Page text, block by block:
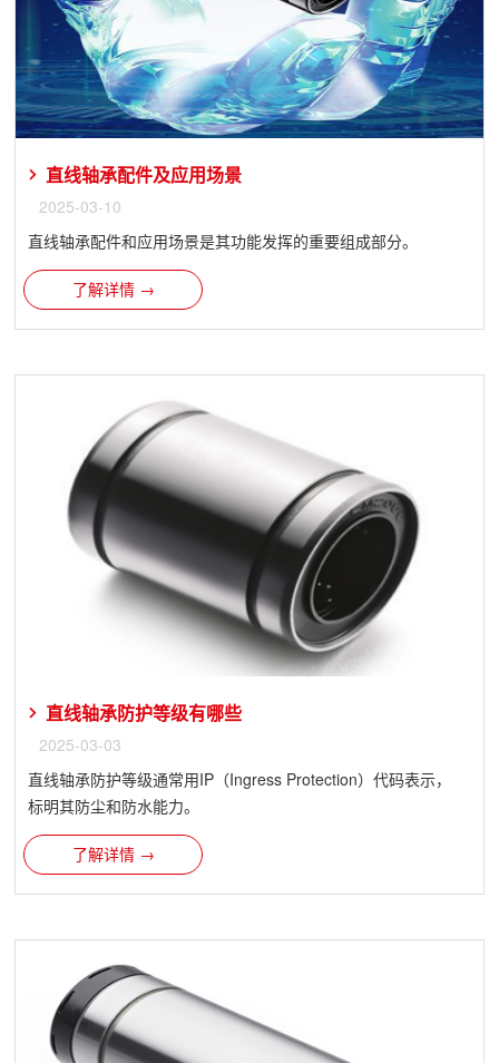
直线轴承配件及应用场景
2025-03-10
直线轴承​配件和应用场景是其功能发挥的重要组成部分。
了解详情 →
直线轴承防护等级有哪些
2025-03-03
直线轴承​防护等级通常用IP（Ingress Protection）代码表示，
标明其防尘和防水能力。
了解详情 →